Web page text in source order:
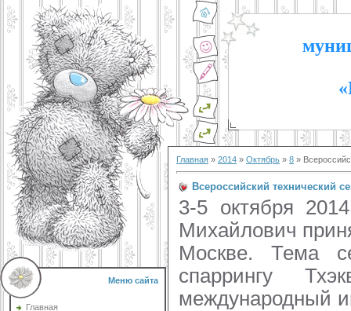
Меню сайта
Главная
Главная » 2014 » Октябрь » 8 »
Всероссийский технический
3-5 октября
Михайлович
Москве. Тема
спаррингу
международный